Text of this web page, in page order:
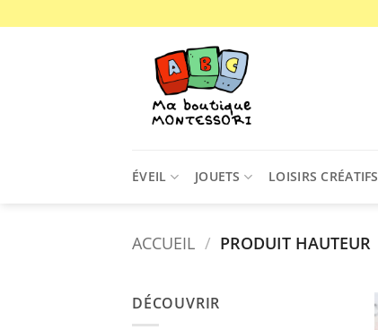
au
ÉVEIL JOUETS LOISIRS CRÉATIFS
ACCUEIL / PRODUIT HAUTEUR
DÉCOUVRIR